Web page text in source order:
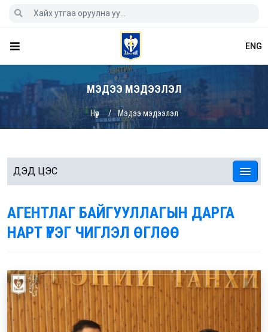
ENG
МЭДЭЭ МЭДЭЭЛЭЛ
Нүүр Мэдээ мэдээлэл
ДЭД ЦЭС
АГЕНТЛАГ БАЙГУУЛЛАГЫН ДАРГА
НАРТ ҮҮРЭГ ЧИГЛЭЛ ӨГЛӨӨ